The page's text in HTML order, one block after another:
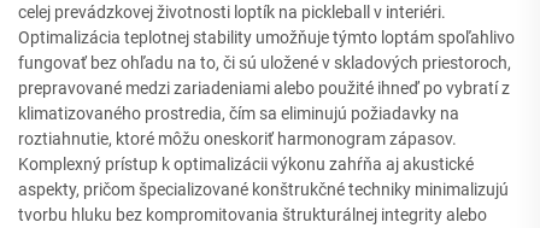
celej prevádzkovej životnosti loptík na pickleball v interiéri.
Optimalizácia teplotnej stability umožňuje týmto loptám spoľahlivo
fungovať bez ohľadu na to, či sú uložené v skladových priestoroch,
prepravované medzi zariadeniami alebo použité ihneď po vybratí z
klimatizovaného prostredia, čím sa eliminujú požiadavky na
roztiahnutie, ktoré môžu oneskoriť harmonogram zápasov.
Komplexný prístup k optimalizácii výkonu zahŕňa aj akustické
aspekty, pričom špecializované konštrukčné techniky minimalizujú
tvorbu hluku bez kompromitovania štrukturálnej integrity alebo